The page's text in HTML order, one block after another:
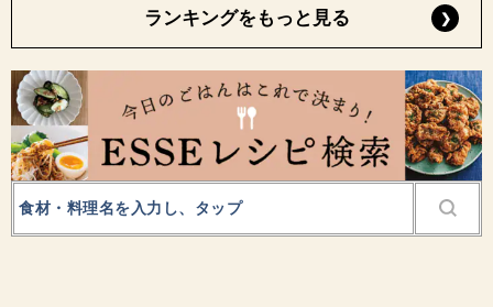
ランキングをもっと見る